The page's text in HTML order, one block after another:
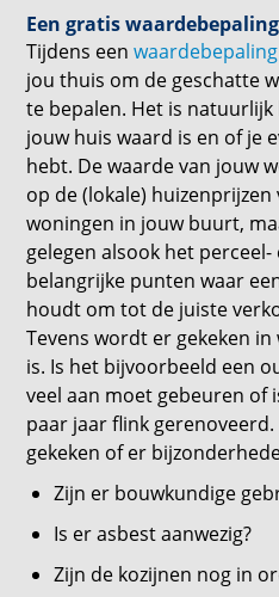
Een gratis waardebepaling
Tijdens eenwaardebepaling
jou thuis om de geschatte
te bepalen. Het is
jouw huis waard is en of je
hebt. De waarde van jouw
op de (lokale)
woningen in jouw buurt,
gelegen alsook het
belangrijke punten waar
houdt om tot de juiste
Tevens wordt er gekeken
is. Is het bijvoorbeeld een
veel aan moet gebeuren of
paar jaar flink
gekeken of er
Zijn er bouwkundige
Is er asbest aanwezig?
Zijn de kozijnen nog in